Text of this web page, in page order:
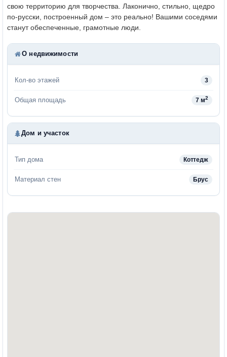
свою территорию для творчества. Лаконично, стильно, щедро
по-русски, построенный дом – это реально! Вашими соседями
станут обеспеченные, грамотные люди.
О недвижимости
Кол-во этажей 3
Общая площадь 7 м2
Дом и участок
Тип дома Коттедж
Материал стен Брус